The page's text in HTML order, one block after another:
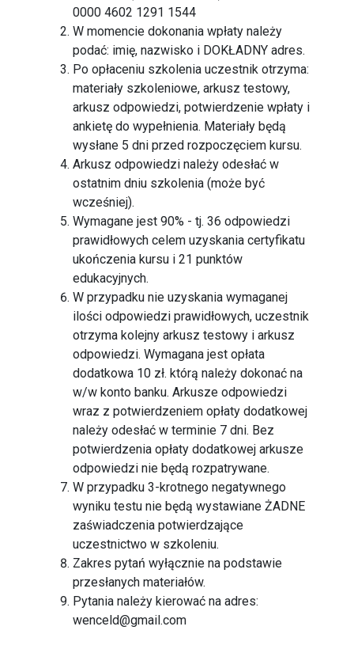
0000 4602 1291 1544
W momencie dokonania wpłaty należy
podać: imię, nazwisko i DOKŁADNY adres.
Po opłaceniu szkolenia uczestnik otrzyma:
materiały szkoleniowe, arkusz testowy,
arkusz odpowiedzi, potwierdzenie wpłaty i
ankietę do wypełnienia. Materiały będą
wysłane 5 dni przed rozpoczęciem kursu.
Arkusz odpowiedzi należy odesłać w
ostatnim dniu szkolenia (może być
wcześniej).
Wymagane jest 90% - tj. 36 odpowiedzi
prawidłowych celem uzyskania certyfikatu
ukończenia kursu i 21 punktów
edukacyjnych.
W przypadku nie uzyskania wymaganej
ilości odpowiedzi prawidłowych, uczestnik
otrzyma kolejny arkusz testowy i arkusz
odpowiedzi. Wymagana jest opłata
dodatkowa 10 zł. którą należy dokonać na
w/w konto banku. Arkusze odpowiedzi
wraz z potwierdzeniem opłaty dodatkowej
należy odesłać w terminie 7 dni. Bez
potwierdzenia opłaty dodatkowej arkusze
odpowiedzi nie będą rozpatrywane.
W przypadku 3-krotnego negatywnego
wyniku testu nie będą wystawiane ŻADNE
zaświadczenia potwierdzające
uczestnictwo w szkoleniu.
Zakres pytań wyłącznie na podstawie
przesłanych materiałów.
Pytania należy kierować na adres:
wenceld@gmail.com